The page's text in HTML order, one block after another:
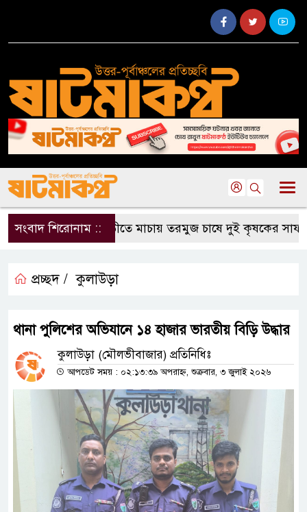
সংবাদ শিরোনাম ::জুড়ীতে মাচায় তরমুজ চাষে দুই কৃষকের সাফল্য
প্রচ্ছদ / কুলাউড়া
থানা পুলিশের অভিযানে ১৪ হাজার ভারতীয় বিড়ি উদ্ধার
কুলাউড়া (মৌলভীবাজার) প্রতিনিধিঃ
আপডেট সময় : ০২:১৩:৩৯ অপরাহ্ন, শুক্রবার, ৩ জুলাই ২০২৬